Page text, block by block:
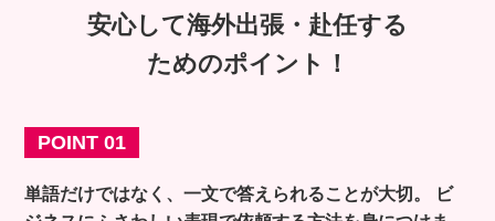
安心して海外出張・赴任する
ためのポイント！
POINT 01
単語だけではなく、一文で答えられることが大切。
ビ